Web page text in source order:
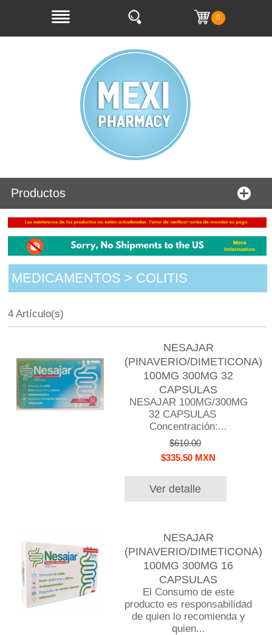
0
Productos
MEDICAMENTOS > COLITIS
4 Artículo(s)
NESAJAR
(PINAVERIO/DIMETICONA)
100MG 300MG 32
CAPSULAS
NESAJAR 100MG/300MG
32 CAPSULAS
Concentración:...
$610.00
$335.50 MXN
Ver detalle
NESAJAR
(PINAVERIO/DIMETICONA)
100MG 300MG 16
CAPSULAS
El Consumo de este
producto es responsabilidad
de quien lo recomienda y
quien...